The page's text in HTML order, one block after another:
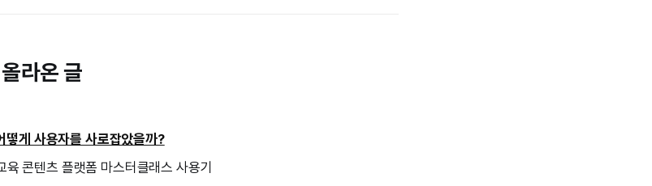
라온 글
게 사용자를 사로잡았을까?
콘텐츠 플랫폼 마스터클래스 사용기